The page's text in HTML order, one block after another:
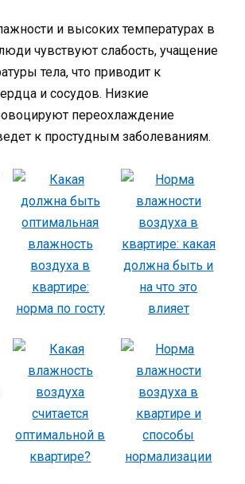
и высоких температурах в
чувствуют слабость, учащение
тела, что приводит к
и сосудов. Низкие
переохлаждение
к простудным заболеваниям.